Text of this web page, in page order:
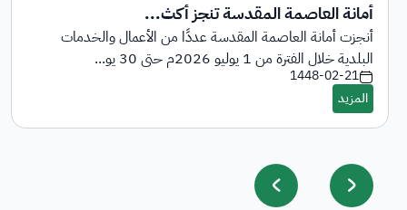
أمانة العاصمة المقدسة تنجز أكث...
أنجزت أمانة العاصمة المقدسة عددًا من الأعمال والخدمات
البلدية خلال الفترة من 1 يوليو 2026م حتى 30 يو...
1448-02-21